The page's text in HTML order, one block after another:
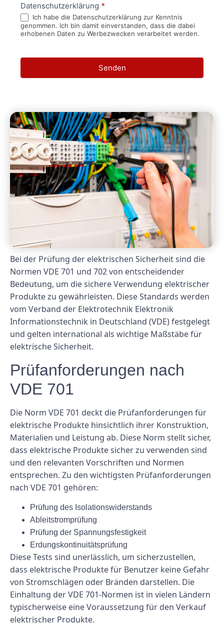
Datenschutzerklärung *
Ich habe die Datenschutzerklärung zur Kenntnis
genommen. Ich bin damit einverstanden, dass die dabei
erhobenen Daten zu Werbezwecken verarbeitet werden.
Senden
Bei der Prüfung der elektrischen Sicherheit sind die
Normen VDE 701 und 702 von entscheidender
Bedeutung, um die sichere Verwendung elektrischer
Produkte zu gewährleisten. Diese Standards werden
vom Verband der Elektrotechnik Elektronik
Informationstechnik in Deutschland (VDE) festgelegt
und gelten international als wichtige Maßstäbe für
elektrische Sicherheit.
Prüfanforderungen nach
VDE 701
Die Norm VDE 701 deckt die Prüfanforderungen für
elektrische Produkte hinsichtlich ihrer Konstruktion,
Materialien und Leistung ab. Diese Norm stellt sicher,
dass elektrische Produkte sicher zu verwenden sind
und den relevanten Vorschriften und Normen
entsprechen. Zu den wichtigsten Prüfanforderungen
nach VDE 701 gehören:
Prüfung des Isolationswiderstands
Ableitstromprüfung
Prüfung der Spannungsfestigkeit
Erdungskontinuitätsprüfung
Diese Tests sind unerlässlich, um sicherzustellen,
dass elektrische Produkte für Benutzer keine Gefahr
von Stromschlägen oder Bränden darstellen. Die
Einhaltung der VDE 701-Normen ist in vielen Ländern
typischerweise eine Voraussetzung für den Verkauf
elektrischer Produkte.